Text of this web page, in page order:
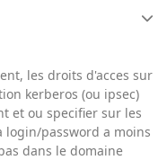
les droits d'acces sur
kerberos (ou ipsec)
et ou specifier sur les
login/password a moins
dans le domaine